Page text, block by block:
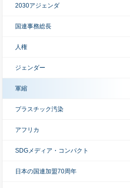
2030アジェンダ
国連事務総長
人権
ジェンダー
軍縮
プラスチック汚染
アフリカ
SDGメディア・コンパクト
日本の国連加盟70周年